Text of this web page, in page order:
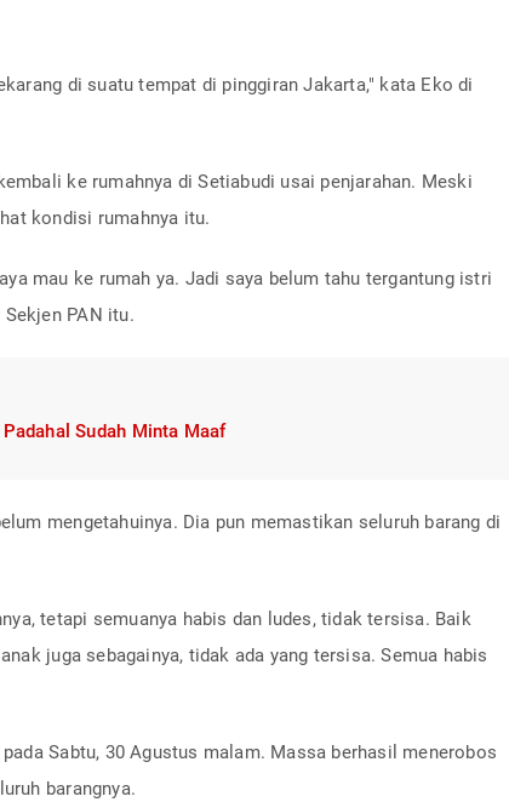
di suatu tempat di pinggiran Jakarta," kata Eko di
ke rumahnya di Setiabudi usai penjarahan. Meski
kondisi rumahnya itu.
mau ke rumah ya. Jadi saya belum tahu tergantung istri
PAN itu.
Sudah Minta Maaf
mengetahuinya. Dia pun memastikan seluruh barang di
tetapi semuanya habis dan ludes, tidak tersisa. Baik
juga sebagainya, tidak ada yang tersisa. Semua habis
Sabtu, 30 Agustus malam. Massa berhasil menerobos
barangnya.